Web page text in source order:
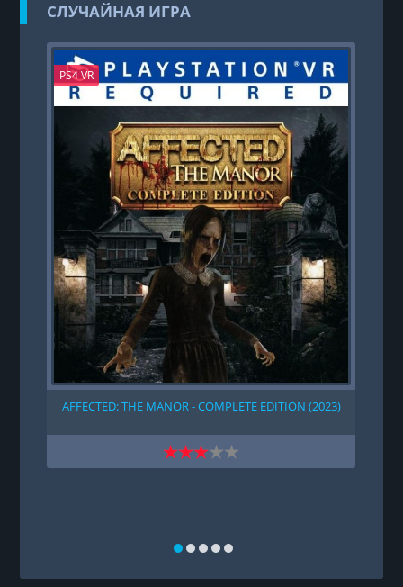
СЛУЧАЙНАЯ ИГРА
PS4 VR
AFFECTED: THE MANOR - COMPLETE EDITION (2023)